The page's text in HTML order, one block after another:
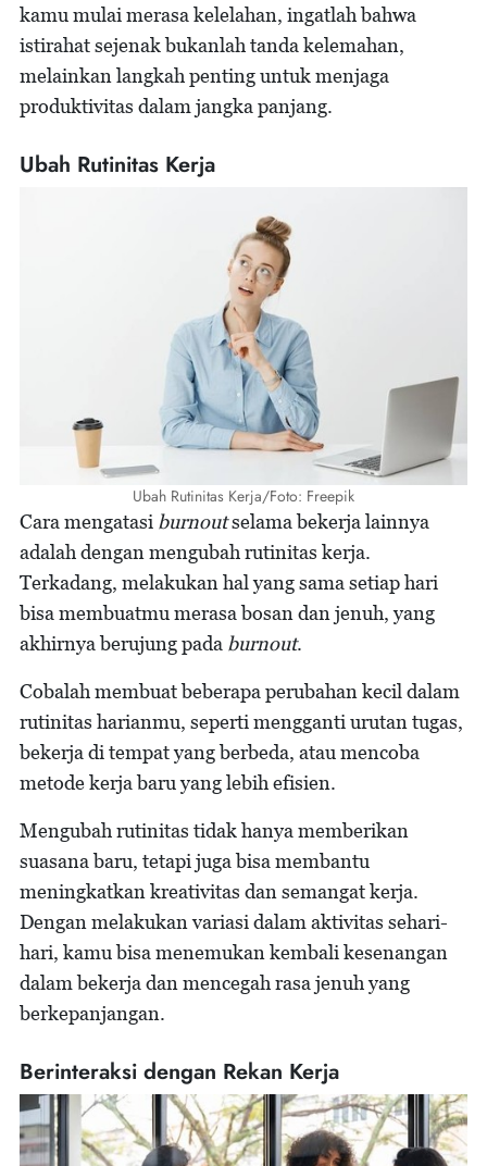
kamu mulai merasa kelelahan, ingatlah bahwa
istirahat sejenak bukanlah tanda kelemahan,
melainkan langkah penting untuk menjaga
produktivitas dalam jangka panjang.
Ubah Rutinitas Kerja
Ubah Rutinitas Kerja/Foto: Freepik
Cara mengatasi burnoutselama bekerja lainnya
adalah dengan mengubah rutinitas kerja.
Terkadang, melakukan hal yang sama setiap hari
bisa membuatmu merasa bosan dan jenuh, yang
akhirnya berujung pada burnout.
Cobalah membuat beberapa perubahan kecil dalam
rutinitas harianmu, seperti mengganti urutan tugas,
bekerja di tempat yang berbeda, atau mencoba
metode kerja baru yang lebih efisien.
Mengubah rutinitas tidak hanya memberikan
suasana baru, tetapi juga bisa membantu
meningkatkan kreativitas dan semangat kerja.
Dengan melakukan variasi dalam aktivitas sehari-
hari, kamu bisa menemukan kembali kesenangan
dalam bekerja dan mencegah rasa jenuh yang
berkepanjangan.
Berinteraksi dengan Rekan Kerja